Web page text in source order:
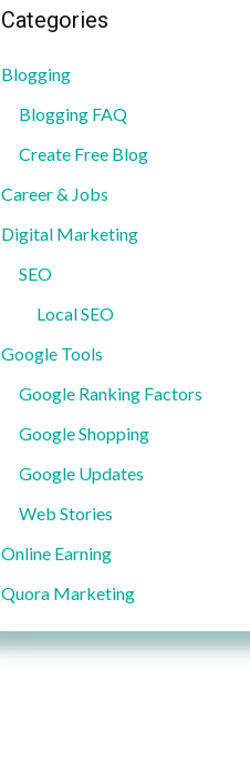
Categories
Blogging
Blogging FAQ
Create Free Blog
Career & Jobs
Digital Marketing
SEO
Local SEO
Google Tools
Google Ranking Factors
Google Shopping
Google Updates
Web Stories
Online Earning
Quora Marketing